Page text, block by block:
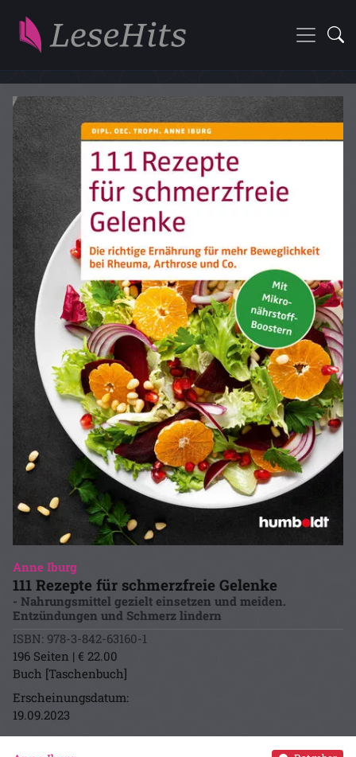
Anne Iburg
111 Rezepte für schmerzfreie Gelenke
- Nahrungsmittel gezielt einsetzen und meiden.
Entzündungen und Schmerz lindern
ISBN: 978-3-842-63160-1
196 Seiten | € 22.00
Buch [Taschenbuch]
Erscheinungsdatum:
19.09.2023